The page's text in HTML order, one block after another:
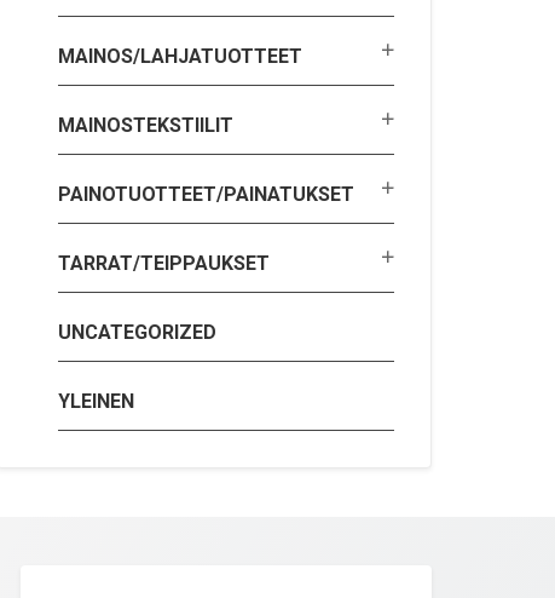
MAINOS/LAHJATUOTTEET
MAINOSTEKSTIILIT
PAINOTUOTTEET/PAINATUKSET
TARRAT/TEIPPAUKSET
UNCATEGORIZED
YLEINEN